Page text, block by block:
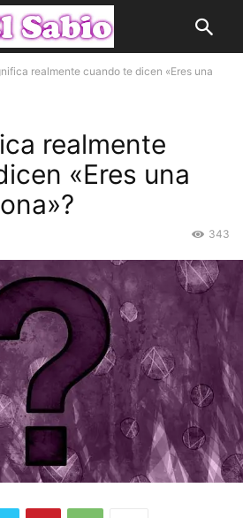
realmente cuando te dicen «Eres una
realmente
«Eres una
343